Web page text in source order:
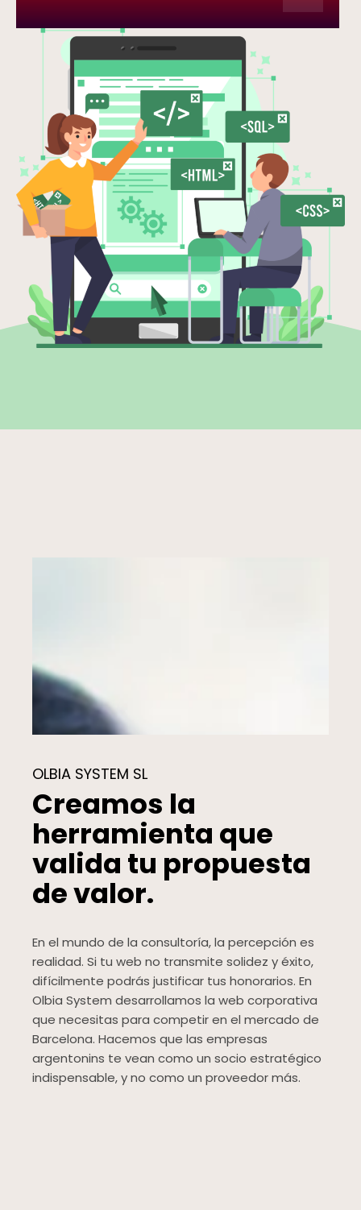
OLBIA SYSTEM SL
Creamos la
herramienta que
valida tu propuesta
de valor.
En el mundo de la consultoría, la percepción es
realidad. Si tu web no transmite solidez y éxito,
difícilmente podrás justificar tus honorarios. En
Olbia System desarrollamos la web corporativa
que necesitas para competir en el mercado de
Barcelona. Hacemos que las empresas
argentonins te vean como un socio estratégico
indispensable, y no como un proveedor más.